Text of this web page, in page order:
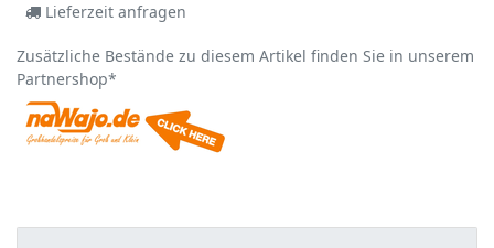
Lieferzeit anfragen
Zusätzliche Bestände zu diesem Artikel finden Sie in unserem
Partnershop*